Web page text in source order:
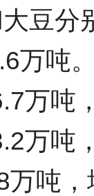
豆分
万吨
万吨
万吨
万吨